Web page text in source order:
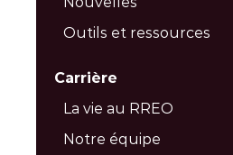
Outils et ressources
Carrière
La vie au RREO
Notre équipe